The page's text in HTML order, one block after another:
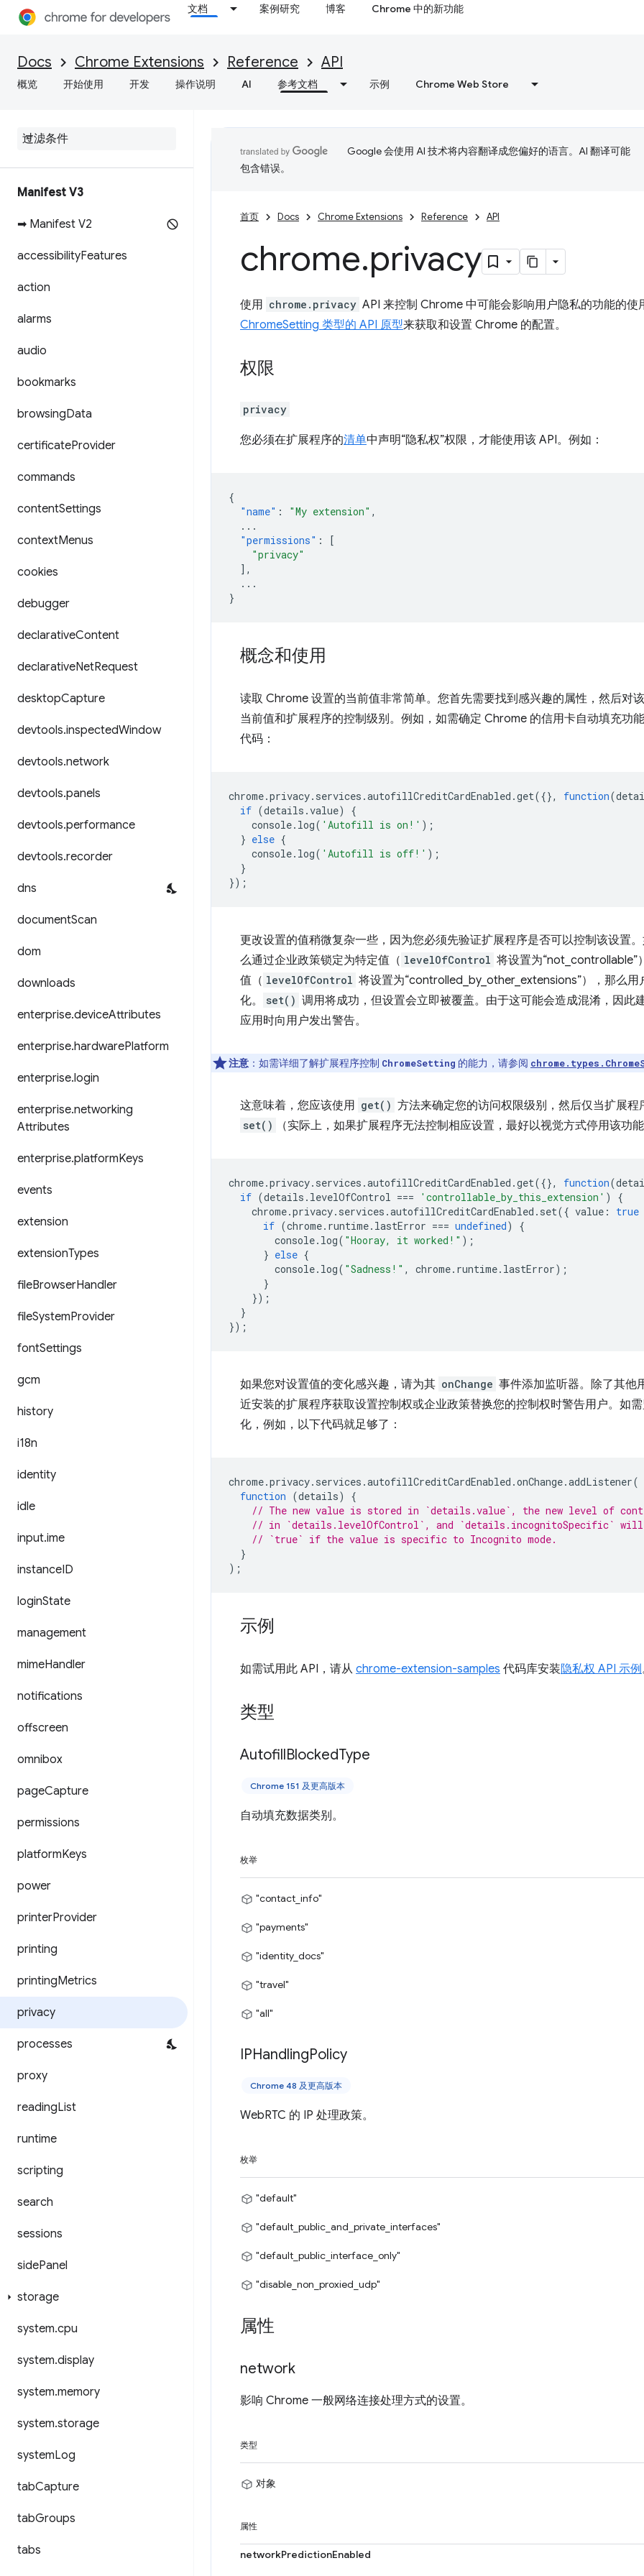
文档 案例研究 博客 Chrome 中的新功能
Docs Chrome Extensions Reference API
概览 开始使用 开发 操作说明 AI 参考文档 示例 Chrome Web Store
Manifest V3
➡ Manifest V2
accessibilityFeatures
action
alarms
audio
bookmarks
browsingData
certificateProvider
commands
contentSettings
contextMenus
cookies
debugger
declarativeContent
declarativeNetRequest
desktopCapture
devtools.inspectedWindow
devtools.network
devtools.panels
devtools.performance
devtools.recorder
dns
documentScan
dom
downloads
enterprise.deviceAttributes
enterprise.hardwarePlatform
enterprise.login
enterprise.networking
Attributes
enterprise.platformKeys
events
extension
extensionTypes
fileBrowserHandler
fileSystemProvider
fontSettings
gcm
history
i18n
identity
idle
input.ime
instanceID
loginState
management
mimeHandler
notifications
offscreen
omnibox
pageCapture
permissions
platformKeys
power
printerProvider
printing
printingMetrics
privacy
processes
proxy
readingList
runtime
scripting
search
sessions
sidePanel
storage
system.cpu
system.display
system.memory
system.storage
systemLog
tabCapture
tabGroups
tabs
Google 会使用 AI 技术将内容翻译成您偏好的语言。AI 翻译可能
包含错误。
首页 Docs Chrome Extensions Reference API
chrome.privacy
使用 chrome.privacy API 来控制 Chrome 中可能会影响用户隐私的功能的使
ChromeSetting 类型的 API 原型来获取和设置 Chrome 的配置。
权限
privacy
您必须在扩展程序的清单中声明“隐私权”权限，才能使用该 API。例如：
{
"name" : "My extension" ,
...
"permissions" :
[
"privacy"
],
...
}
概念和使用
读取 Chrome 设置的当前值非常简单。您首先需要找到感兴趣的属性，然后对
当前值和扩展程序的控制级别。例如，如需确定 Chrome 的信用卡自动填充功
代码：
chrome.privacy. services .autofillCreditCardEnabled .get({}, function(
if (details .value)
{
console. log( 'Autofill is on!' );
} else {
console. log( 'Autofill is off!' );
}
});
更改设置的值稍微复杂一些，因为您必须先验证扩展程序是否可以控制该设置
么通过企业政策锁定为特定值（ levelOfControl 将设置为“not_controllable”
值（ levelOfControl 将设置为“controlled_by_other_extensions”），那么
化。
set() 调用将成功，但设置会立即被覆盖。由于这可能会造成混淆，因此
应用时向用户发出警告。
注意 ：如需详细了解扩展程序控制 ChromeSetting 的能力，请参阅
这意味着，您应该使用 get() 方法来确定您的访问权限级别，然后仅当扩展
set() （实际上，如果扩展程序无法控制相应设置，最好以视觉方式停用该功
chrome.privacy. services .autofillCreditCardEnabled .get({}, function(
if (details . levelOfControl === 'controllable_by_this_extension' )
{
chrome.privacy. services .autofillCreditCardEnabled . set({ value :
true
if (chrome. runtime. lastError === undefined)
{
console. log( "Hooray, it worked!" );
} else {
console. log( "Sadness!" , chrome. runtime. lastError);
}
});
}
});
如果您对设置值的变化感兴趣，请为其 onChange 事件添加监听器。除了其他
近安装的扩展程序获取设置控制权或企业政策替换您的控制权时警告用户。如
化，例如，以下代码就足够了：
chrome.privacy. services .autofillCreditCardEnabled .onChange.addListener(
function (details)
{
// The new value is stored in `details.value`, the new level of
// in `details.levelOfControl`, and `details.incognitoSpecific` will
// `true` if the value is specific to Incognito mode.
}
);
示例
如需试用此 API，请从 chrome-extension-samples 代码库安装隐私权 API 示例
类型
AutofillBlockedType
Chrome 151 及更高版本
自动填充数据类别。
枚举
"contact_info"
"payments"
"identity_docs"
"travel"
"all"
IPHandlingPolicy
Chrome 48 及更高版本
WebRTC 的 IP 处理政策。
枚举
"default"
"default_public_and_private_interfaces"
"default_public_interface_only"
"disable_non_proxied_udp"
属性
network
影响 Chrome 一般网络连接处理方式的设置。
类型
对象
属性
networkPredictionEnabled